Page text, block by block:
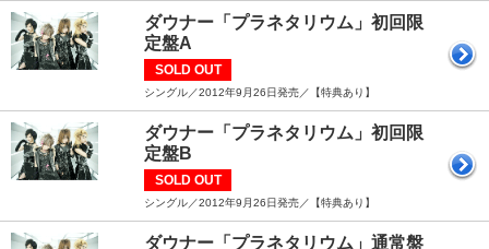
ダウナー「プラネタリウム」初回限
定盤A
SOLD OUT
シングル／2012年9月26日発売／【特典あり】
ダウナー「プラネタリウム」初回限
定盤B
SOLD OUT
シングル／2012年9月26日発売／【特典あり】
ダウナー「プラネタリウム」通常盤